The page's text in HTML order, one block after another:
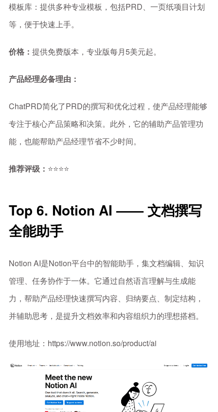
模板库：提供多种专业模板，包括PRD、一页纸项目计划
等，便于快速上手。
价格： 提供免费版本，专业版每月5美元起。
产品经理必备理由：
ChatPRD简化了PRD的撰写和优化过程，使产品经理能够
专注于核心产品策略和决策。此外，它的辅助产品管理功
能，也能帮助产品经理节省不少时间。
推荐评级： ⭐⭐⭐⭐
Top 6. Notion AI —— 文档撰写
全能助手
Notion AI是Notion平台中的智能助手，集文档编辑、知识
管理、任务协作于一体。它通过自然语言理解与生成能
力，帮助产品经理快速撰写内容、归纳要点、制定结构，
并辅助思考，是提升文档效率和内容组织力的理想搭档。
使用地址：https://www.notion.so/product/ai